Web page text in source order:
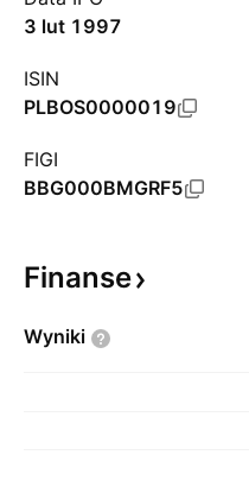
3 lut 1997
ISIN
PLBOS0000019
FIGI
BBG000BMGRF5
Finanse
Wyniki